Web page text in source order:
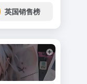
英国销售榜